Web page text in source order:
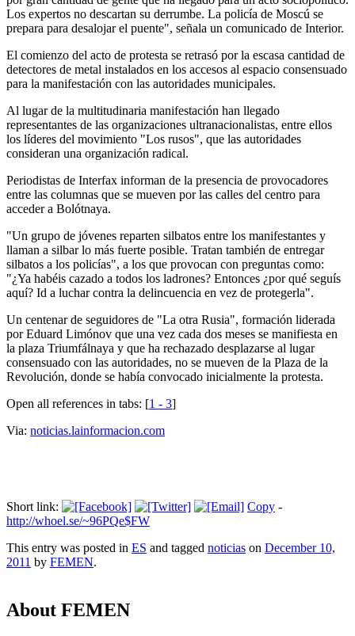
Los expertos no descartan su derrumbe. La policía de Moscú se
prepara para desalojar el puente", señala un comunicado de Interior.
El comienzo del acto de protesta se retrasó por la escasa cantidad de
detectores de metal instalados en los accesos al espacio consensuado
para la manifestación con las autoridades municipales.
Al lugar de la multitudinaria manifestación han llegado
representantes de las organizaciones ultranacionalistas, entre ellos
los líderes del movimiento "Los rusos", que las autoridades
consideran una organización radical.
Periodistas de Interfax informan de la presencia de provocadores
entre las columnas que se mueven por las calles del centro para
acceder a Bolótnaya.
"Un grupo de jóvenes reparten silbatos entre los manifestantes y
llaman a silbar lo más fuerte posible. Tratan también de entregar
silbatos a los policías", a los que provocan con preguntas como:
"¿Ya habéis cazado a todos los ladrones? Entonces ¿por qué seguís
aquí? Id a luchar contra la delincuencia en vez de protegerla".
Un centenar de seguidores de "La otra Rusia", formación liderada
por Eduard Limónov que una vez cada dos meses se manifiesta en
la plaza Triumfálnaya y que ha rechazado desplazarse al lugar
consensuado con las autoridades, no se mueven de la Plaza de la
Revolución, donde se había convocado inicialmente la protesta.
Open all references in tabs: [1 - 3]
Via: noticias.lainformacion.com
Short link: Copy -
http://whoel.se/~96PQe$FW
This entry was posted in ES and tagged noticias on December 10,
2011 by FEMEN.
About FEMEN